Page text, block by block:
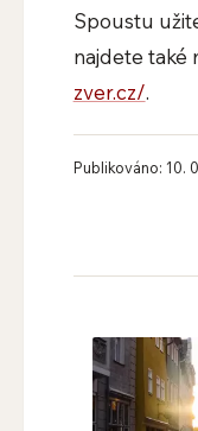
Spoustu
najdete také
zver.cz/.
Publikováno: 10.